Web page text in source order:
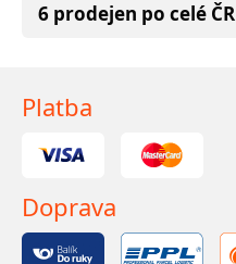
6 prodejen po celé ČR
Platba
Doprava